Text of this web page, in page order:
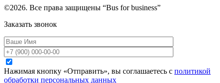
©2026. Все права защищены “Bus for business”
Заказать звонок
Нажимая кнопку «Отправить», вы соглашаетесь с политикой
обработки персональных данных